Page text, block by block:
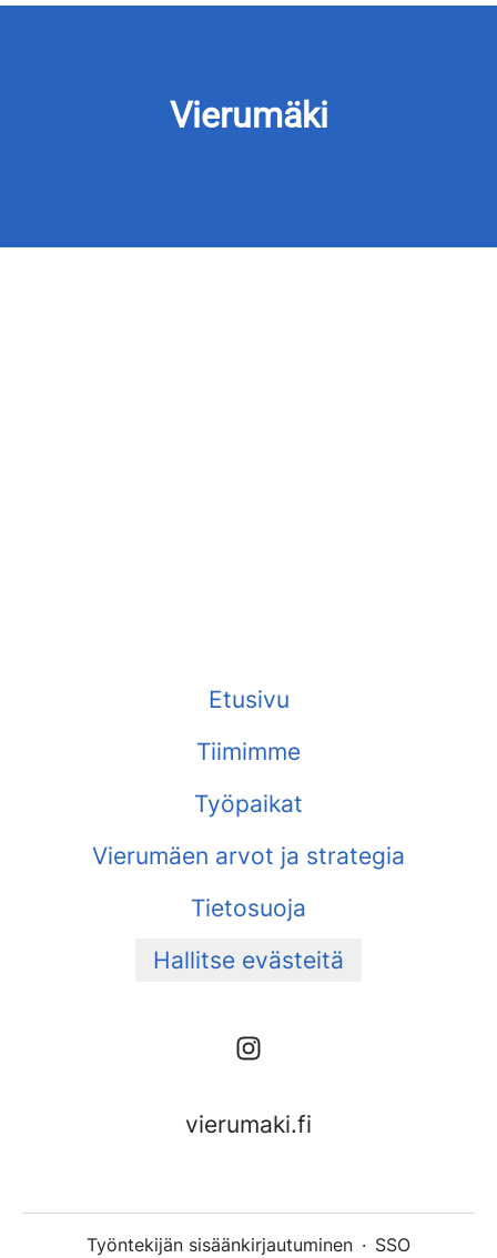
Vierumäki
Etusivu
Tiimimme
Työpaikat
Vierumäen arvot ja strategia
Tietosuoja
Hallitse evästeitä
vierumaki.fi
Työntekijän sisäänkirjautuminen · SSO